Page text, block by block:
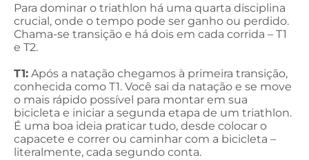
Para dominar o triathlon há uma quarta disciplina
crucial, onde o tempo pode ser ganho ou perdido.
Chama-se transição e há dois em cada corrida – T1
e T2.
T1: Após a natação chegamos à primeira transição,
conhecida como T1. Você sai da natação e se move
o mais rápido possível para montar em sua
bicicleta e iniciar a segunda etapa de um triathlon.
É uma boa ideia praticar tudo, desde colocar o
capacete e correr ou caminhar com a bicicleta –
literalmente, cada segundo conta.